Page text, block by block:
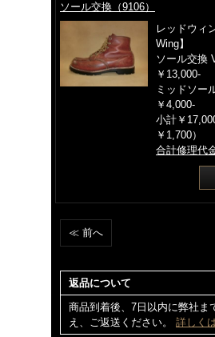
ソール交換（9106）
レッドウィ
Wing】
ソール交換
￥13,000-
ミッドソー
￥4,000-
小計￥
￥1,700）
合計修理代
≪ 前へ
返品について
商品到着後、7日以内に弊社ま
え、ご返送ください。 詳しく